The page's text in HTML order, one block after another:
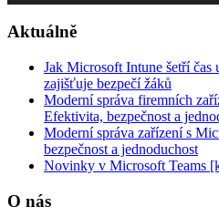
Aktuálně
Jak Microsoft Intune šetří čas
zajišťuje bezpečí žáků
Moderní správa firemních
Efektivita, bezpečnost a
Moderní správa zařízení s
bezpečnost a jednoduchost
Novinky v Microsoft Teams
O nás